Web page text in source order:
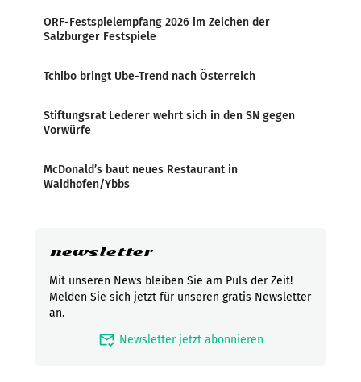
ORF-Festspielempfang 2026 im Zeichen der
Salzburger Festspiele
Tchibo bringt Ube-Trend nach Österreich
Stiftungsrat Lederer wehrt sich in den SN gegen
Vorwürfe
McDonald’s baut neues Restaurant in
Waidhofen/Ybbs
newsletter
Mit unseren News bleiben Sie am Puls der Zeit!
Melden Sie sich jetzt für unseren gratis Newsletter
an.
mark_email_read Newsletter jetzt abonnieren